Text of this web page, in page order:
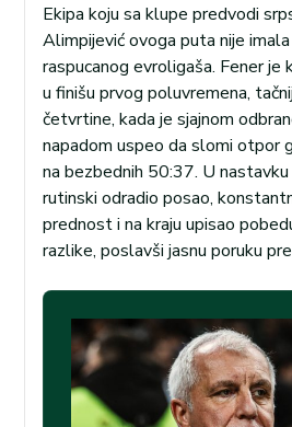
Ekipa koju sa klupe predvodi
Alimpijević ovoga puta nije
raspucanog evroligaša. Fener je
u finišu prvog poluvremena,
četvrtine, kada je sjajnom
napadom uspeo da slomi otpor
na bezbednih 50:37. U nastavku
rutinski odradio posao,
prednost i na kraju upisao
razlike, poslavši jasnu poruku